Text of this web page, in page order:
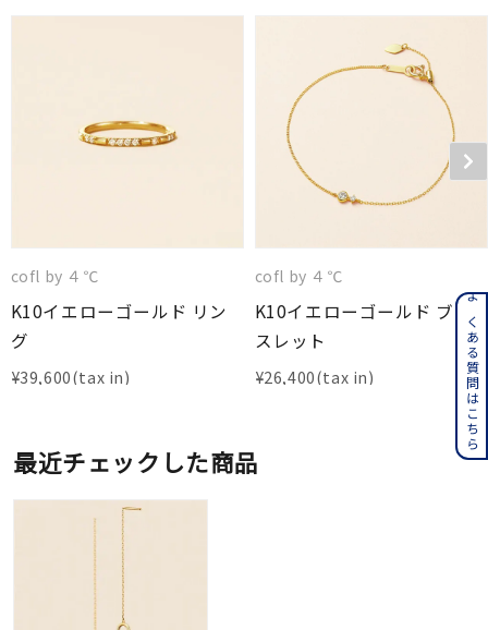
cofl by ４℃
K10イエローゴールド リン
グ
¥39,600
cofl by ４℃
K10イエローゴールド ブレ
スレット
¥26,400
最近チェックした商品
よくある質問はこちら